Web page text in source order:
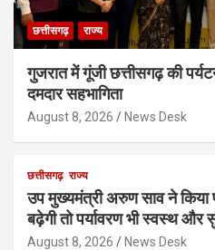
छत्तीसगढ़ राज्य
गुजरात में गूंजी छत्तीसगढ़ की
दमदार सहभागिता
August 8, 2026 News Desk
छत्तीसगढ़ राज्य
उप मुख्यमंत्री अरुण साव ने किया
बढ़ेगी तो पर्यावरण भी स्वस्थ और
August 8, 2026 News Desk